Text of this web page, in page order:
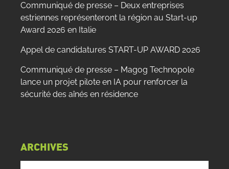
Communiqué de presse – Deux entreprises
estriennes représenteront la région au Start-up
Award 2026 en Italie
Appel de candidatures START-UP AWARD 2026
Communiqué de presse – Magog Technopole
lance un projet pilote en IA pour renforcer la
sécurité des aînés en résidence
ARCHIVES